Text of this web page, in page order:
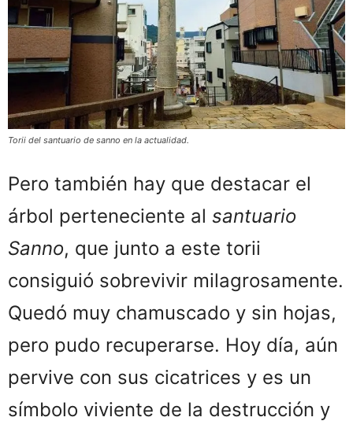
Torii del santuario de sanno en la actualidad.
Pero también hay que destacar el
árbol perteneciente al santuario
Sanno, que junto a este torii
consiguió sobrevivir milagrosamente.
Quedó muy chamuscado y sin hojas,
pero pudo recuperarse. Hoy día, aún
pervive con sus cicatrices y es un
símbolo viviente de la destrucción y